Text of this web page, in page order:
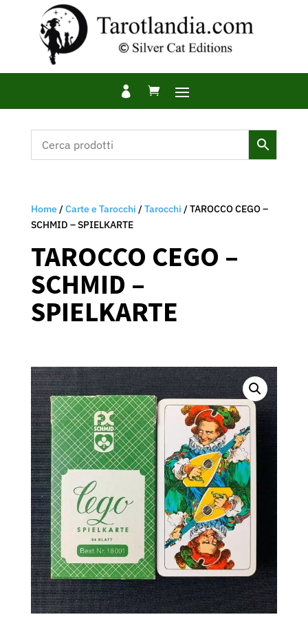

Home/Carte e Tarocchi /Tarocchi / TAROCCO CEGO –
SCHMID – SPIELKARTE
TAROCCO CEGO –
SCHMID –
SPIELKARTE